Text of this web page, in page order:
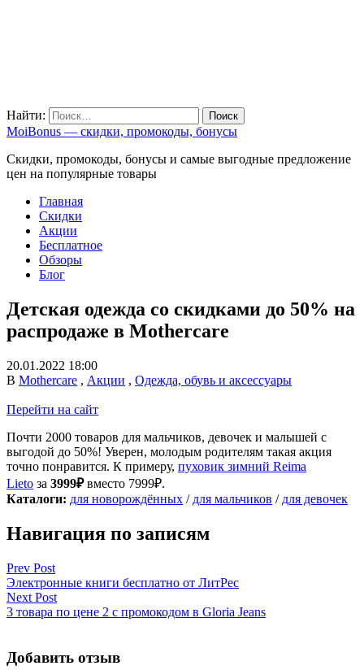
Найти:
MoiBonus — скидки, промокоды, бонусы
Скидки, промокоды, бонусы и самые выгодные предложение
цен на популярные товары
Главная
Скидки
Акции
Бесплатное
Обзоры
Блог
Детская одежда со скидками до 50% на
распродаже в Mothercare
20.01.2022 18:00
В Mothercare , Акции , Одежда, обувь и аксессуары
Перейти на сайт
Почти 2000 товаров для мальчиков, девочек и малышей с
выгодой до 50%! Уверен, молодым родителям такая акция
точно понравится. К примеру, пуховик зимний Reima
Lieto за 3999₽вместо 7999₽.
Каталоги: для новорождённых / для мальчиков / для девочек
Навигация по записям
Prev Post
Электронные книги бесплатно от ЛитРес
Next Post
3 товара по цене 2 с промокодом в Gloria Jeans
Добавить отзыв